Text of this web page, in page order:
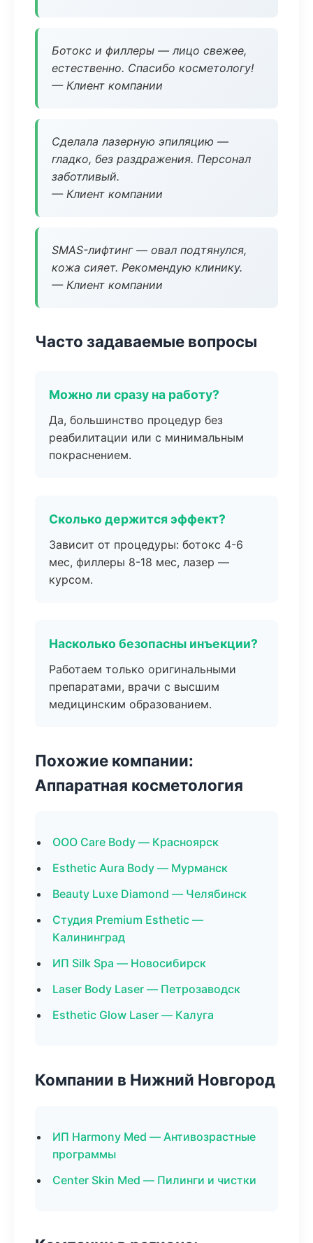
Ботокс и филлеры — лицо свежее,
естественно. Спасибо косметологу!
— Клиент компании
Сделала лазерную эпиляцию —
гладко, без раздражения. Персонал
заботливый.
— Клиент компании
SMAS-лифтинг — овал подтянулся,
кожа сияет. Рекомендую клинику.
— Клиент компании
Часто задаваемые вопросы
Можно ли сразу на работу?
Да, большинство процедур без
реабилитации или с минимальным
покраснением.
Сколько держится эффект?
Зависит от процедуры: ботокс 4-6
мес, филлеры 8-18 мес, лазер —
курсом.
Насколько безопасны инъекции?
Работаем только оригинальными
препаратами, врачи с высшим
медицинским образованием.
Похожие компании:
Аппаратная косметология
ООО Care Body — Красноярск
Esthetic Aura Body — Мурманск
Beauty Luxe Diamond — Челябинск
Студия Premium Esthetic —
Калининград
ИП Silk Spa — Новосибирск
Laser Body Laser — Петрозаводск
Esthetic Glow Laser — Калуга
Компании в Нижний Новгород
ИП Harmony Med — Антивозрастные
программы
Center Skin Med — Пилинги и чистки